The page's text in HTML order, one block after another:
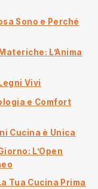
Sono e Perché
L’Anima
Vivi
e Comfort
Cucina è Unica
L’Open
Tua Cucina Prima